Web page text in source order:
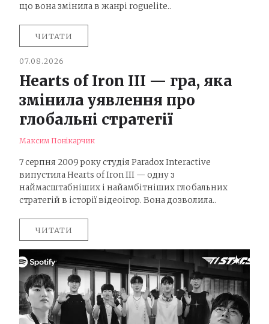
що вона змінила в жанрі roguelite..
ЧИТАТИ
07.08.2026
Hearts of Iron III — гра, яка
змінила уявлення про
глобальні стратегії
Максим Понікарчик
7 серпня 2009 року студія Paradox Interactive
випустила Hearts of Iron III — одну з
наймасштабніших і найамбітніших глобальних
стратегій в історії відеоігор. Вона дозволила..
ЧИТАТИ